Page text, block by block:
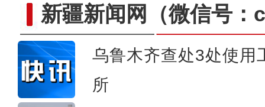
新疆新闻网 （微信号
乌鲁木齐查处3处使用
所
新疆兵团阿拉尔市万余亩茴